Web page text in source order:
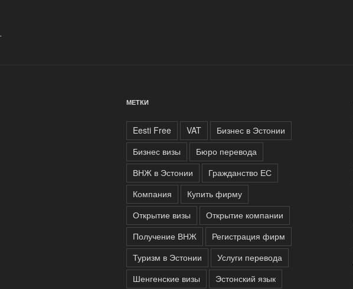
.
МЕТКИ
Eesti Free VAT
Бизнес в Эстонии
Бизнес визы
Бюро перевода
ВНЖ в Эстонии
Гражданство ЕС
Компания
Купить фирму
Открытие визы
Открытие компании
Получение ВНЖ
Регистрация фирм
Туризм в Эстонии
Услуги перевода
Шенгенские визы
Эстонский язык